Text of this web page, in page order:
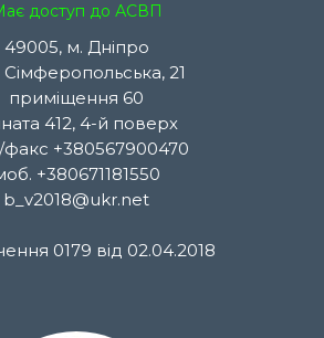
доступ до АСВП
49005, м. Дніпро
Сімферопольська, 21
приміщення 60
412, 4-й поверх
факс +380567900470
+380671181550
b_v2018@ukr.net
0179 від 02.04.2018